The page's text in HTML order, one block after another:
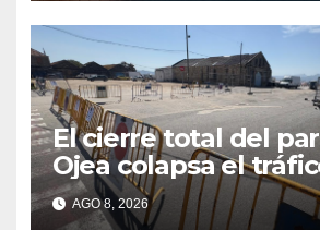
El cierre total del
Ojea colapsa el
Cangas
AGO 8, 2026